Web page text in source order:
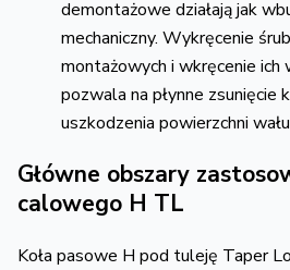
demontażowe działają jak
mechaniczny. Wykręcenie
montażowych i wkręcenie
pozwala na płynne zsunięcie
uszkodzenia powierzchni
Główne obszary
calowego H TL
Koła pasowe H pod tuleję Taper